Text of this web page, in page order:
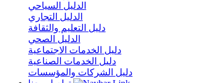
الدليل السياحي
الدليل التجاري
دليل التعليم والثقافة
الدليل الصحي
دليل الخدمات الاجتماعية
دليل الخدمات الصناعية
دليل الشركات والمؤسسات